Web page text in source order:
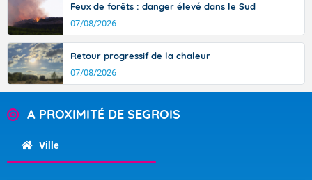
Feux de forêts : danger élevé dans le Sud
07/08/2026
Retour progressif de la chaleur
07/08/2026
A PROXIMITÉ DE SEGROIS
Ville